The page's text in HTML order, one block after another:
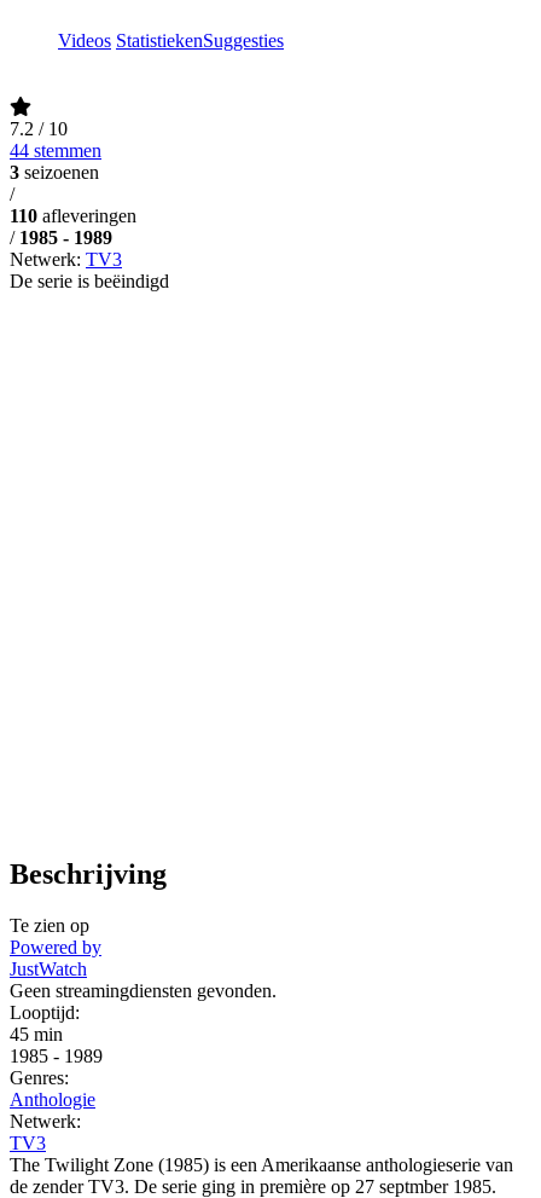
Videos StatistiekenSuggesties
7.2 / 10
44 stemmen
3 seizoenen
/
110 afleveringen
/ 1985 - 1989
Netwerk: TV3
De serie is beëindigd
Beschrijving
Te zien op
Powered by
JustWatch
Geen streamingdiensten gevonden.
Looptijd:
45 min
1985 - 1989
Genres:
Anthologie
Netwerk:
TV3
The Twilight Zone (1985) is een Amerikaanse anthologieserie van
de zender TV3. De serie ging in première op 27 septmber 1985.